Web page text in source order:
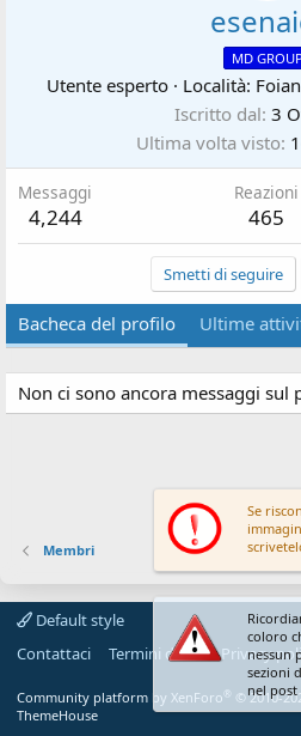
MD
Utente esperto · Località:
Iscritto dal 3
Ultima volta visto
Messaggi
4,244
Reazioni
465
Smetti di seguire
Bacheca del profilo Ultime
Non ci sono ancora messaggi sul
Membri
Default style
Contattaci
Termini d'uso Privacy
Community platform by XenForo® © 2010-
ThemeHouse
Se
coloro
nessun
sezioni
nel